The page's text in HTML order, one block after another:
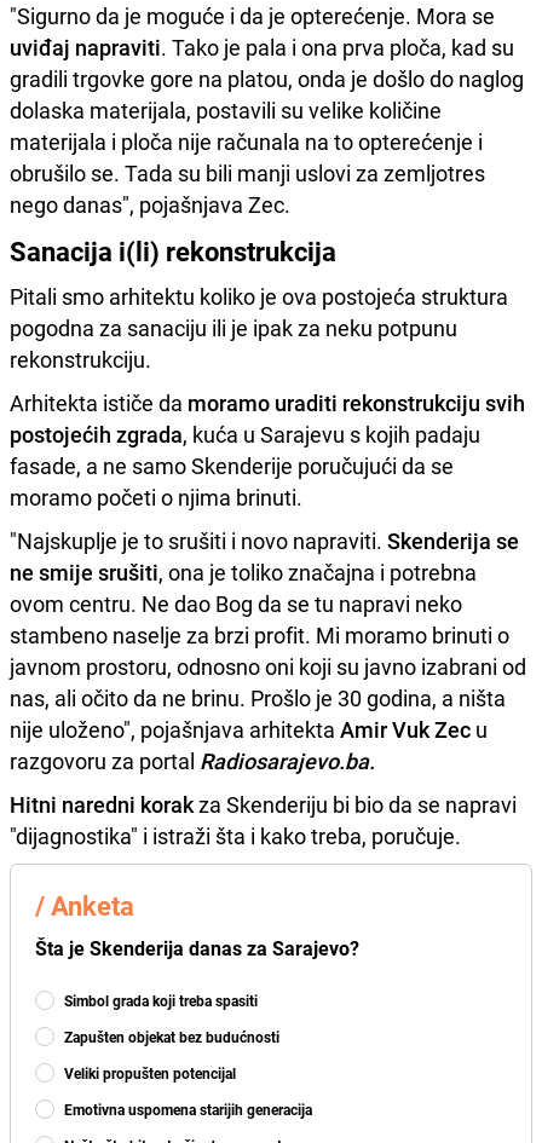
"Sigurno da je moguće i da je opterećenje. Mora se
uviđaj napraviti. Tako je pala i ona prva ploča, kad su
gradili trgovke gore na platou, onda je došlo do naglog
dolaska materijala, postavili su velike količine
materijala i ploča nije računala na to opterećenje i
obrušilo se. Tada su bili manji uslovi za zemljotres
nego danas", pojašnjava Zec.
Sanacija i(li) rekonstrukcija
Pitali smo arhitektu koliko je ova postojeća struktura
pogodna za sanaciju ili je ipak za neku potpunu
rekonstrukciju.
Arhitekta ističe da moramo uraditi rekonstrukciju svih
postojećih zgrada, kuća u Sarajevu s kojih padaju
fasade, a ne samo Skenderije poručujući da se
moramo početi o njima brinuti.
"Najskuplje je to srušiti i novo napraviti. Skenderija se
ne smije srušiti, ona je toliko značajna i potrebna
ovom centru. Ne dao Bog da se tu napravi neko
stambeno naselje za brzi profit. Mi moramo brinuti o
javnom prostoru, odnosno oni koji su javno izabrani od
nas, ali očito da ne brinu. Prošlo je 30 godina, a ništa
nije uloženo", pojašnjava arhitekta Amir Vuk Zec u
razgovoru za portal Radiosarajevo.ba.
Hitni naredni korakza Skenderiju bi bio da se napravi
"dijagnostika" i istraži šta i kako treba, poručuje.
/Anketa
Šta je Skenderija danas za Sarajevo?
Simbol grada koji treba spasiti
Zapušten objekat bez budućnosti
Veliki propušten potencijal
Emotivna uspomena starijih generacija